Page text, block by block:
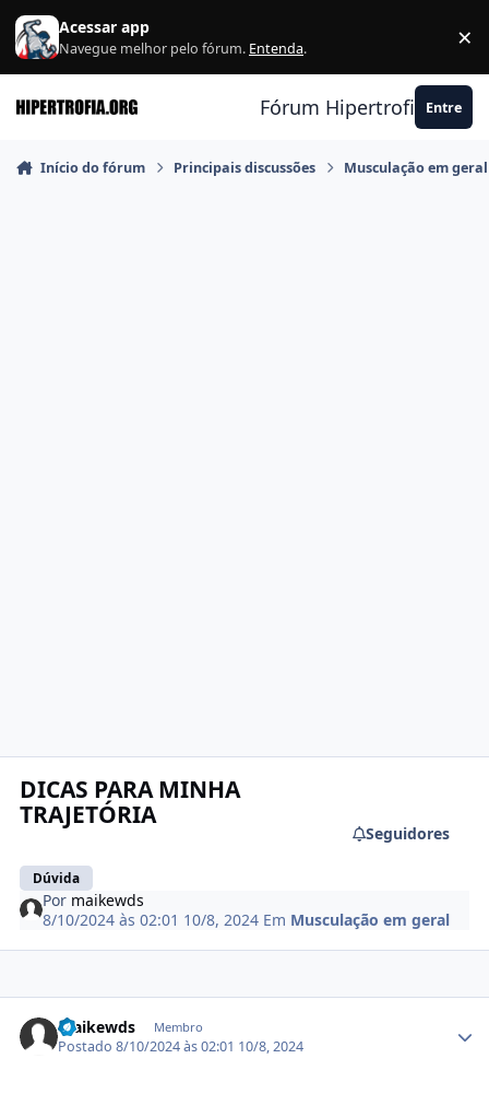
Ir para conteúdo
Acessar app
Navegue melhor pelo fórum. Entenda. ×
Fórum Hipertrofia.org
Entre
Início do fórum Principais discussões Musculação em geral
DICAS PARA MINHA
TRAJETÓRIA
Dúvida
Seguidores
Por maikewds
8/10/2024 às 02:01 10/8, 2024 Em Musculação em geral
maikewds Membro
Postado8/10/2024 às 02:01 10/8, 2024